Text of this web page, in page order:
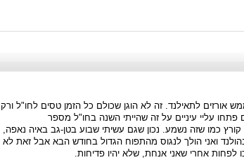
אורזים לתאילנד. זה לא הוגן שכולם כל הזמן טסים לחו"ל ורק
פתחו עליי עיניים על זה שהייתי השנה בחו"ל מספר
כמו שזה נשמע. נכון שגם עשיתי שבוע בטן-גב באיה נאפה,
ואני הולך לנגוס מהתפוח הגדול בחודש הבא אבל זאת לא
לפחות אחרי שאני אנחת, שלא יהיו פדיחות.